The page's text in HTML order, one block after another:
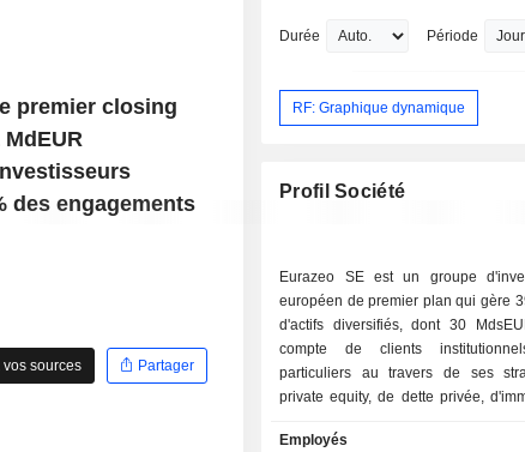
premier closing
des engagements
sources
Partager
Durée Période
RF: Graphique dynamique
Profil Société
Eurazeo SE est un groupe
européen de premier plan qui gère
d'actifs diversifiés, dont 30
compte de clients
particuliers au travers de ses
private equity, de dette privée,
de 600 entreprises Mid-Market,
Employés